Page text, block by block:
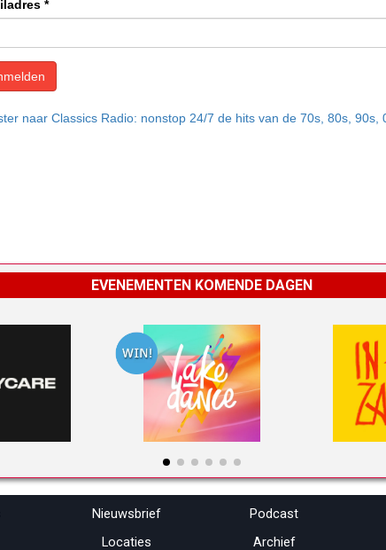
EVENEMENTEN KOMENDE DAGEN
Menu overslaan
Nieuwsbrief Podcast
Locaties
Archief